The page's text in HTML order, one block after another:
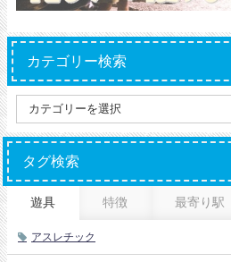
カテゴリー検索
タグ検索
遊具 特徴 最寄り駅
アスレチック